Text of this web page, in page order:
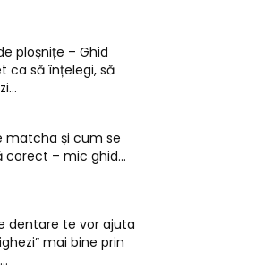
ploșnițe – Ghid
ca să înțelegi, să
matcha și cum se
corect – mic ghid...
dentare te vor ajuta
mai bine prin